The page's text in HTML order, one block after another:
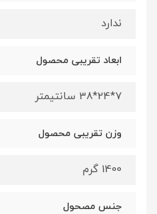
ندارد
ابعاد تقریبی محصول
7*24*38 سانتیمتر
وزن تقریبی محصول
1400 گرم
جنس مصحول